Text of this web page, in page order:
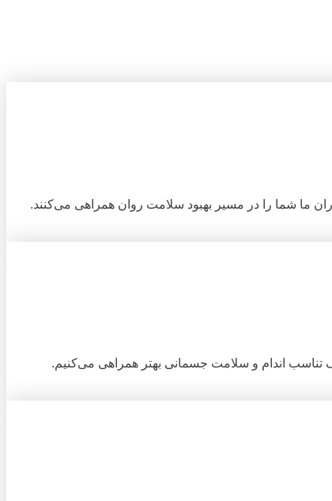
ما شما را در مسیر بهبود سلامت روان همراهی می‌کنند.
تناسب اندام و سلامت جسمانی بهتر همراهی می‌کنیم.